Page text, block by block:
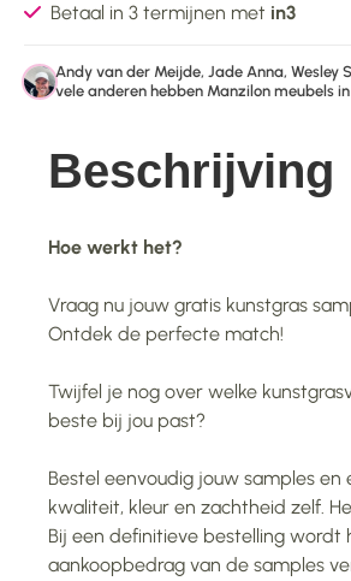
Betaal in 3 termijnen met in3
Andy van der Meijde, Jade Anna, Wesley
vele anderen hebben Manzilon meubels
Beschrijving
Hoe werkt het?
Vraag nu jouw gratis kunstgras
Ontdek de perfecte match!
Twijfel je nog over welke
beste bij jou past?
Bestel eenvoudig jouw samples en
kwaliteit, kleur en zachtheid zelf.
Bij een definitieve bestelling wordt
aankoopbedrag van de samples